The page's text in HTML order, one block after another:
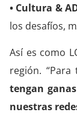
• Cultura &
los desafíos,
Así es como
región.
tengan
nuestras